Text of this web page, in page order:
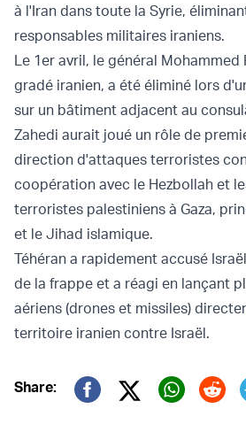
à l'Iran dans toute la Syrie,
responsables militaires iraniens.
Le 1er avril, le général Mohammed
gradé iranien, a été éliminé lors
sur un bâtiment adjacent au
Zahedi aurait joué un rôle de
direction d'attaques terroristes
coopération avec le Hezbollah et
terroristes palestiniens à Gaza,
et le Jihad islamique.
Téhéran a rapidement accusé
de la frappe et a réagi en lançant
aériens (drones et missiles)
territoire iranien contre Israël.
Share:
Twitter (X)